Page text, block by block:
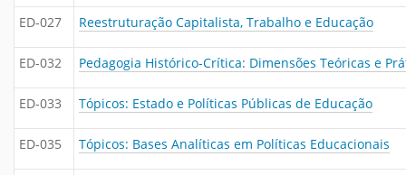
ED-027 Reestruturação Capitalista, Trabalho e Educação
ED-032 Pedagogia Histórico-Crítica: Dimensões Teóricas e
ED-033 Tópicos: Estado e Políticas Públicas de Educação
ED-035 Tópicos: Bases Analíticas em Políticas Educacionais